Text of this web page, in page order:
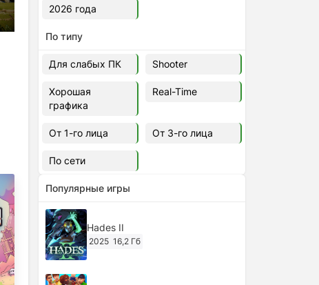
2026 года
По типу
Для слабых ПК Shooter
Хорошая
графика
Real-Time
От 1-го лица От 3-го лица
По сети
Популярные игры
Hades II
2025 16,2 Гб